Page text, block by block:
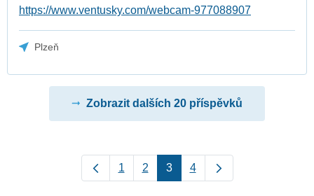
https://www.ventusky.com/webcam-977088907
Plzeň
Zobrazit dalších 20 příspěvků
1 2 3 4